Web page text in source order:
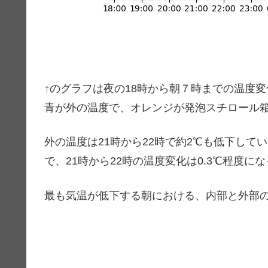
↑のグラフは夜の18時から朝７時までの温度
青が外の温度で、オレンジが発泡スチロール
外の温度は21時から22時で約2℃も低下して
で、21時から22時の温度変化は0.3℃程度に
最も気温が低下する朝における、内部と外部